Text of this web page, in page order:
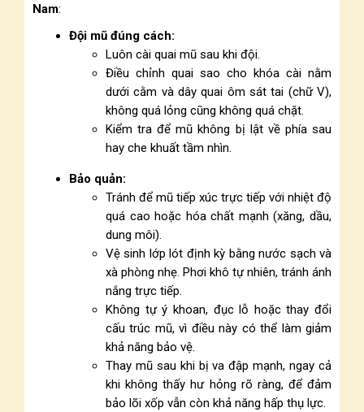
Nam:
Đội mũ đúng cách:
Luôn cài quai mũ sau khi đội.
Điều chỉnh quai sao cho khóa cài nằm
dưới cằm và dây quai ôm sát tai (chữ V),
không quá lỏng cũng không quá chặt.
Kiểm tra để mũ không bị lật về phía sau
hay che khuất tầm nhìn.
Bảo quản:
Tránh để mũ tiếp xúc trực tiếp với nhiệt độ
quá cao hoặc hóa chất mạnh (xăng, dầu,
dung môi).
Vệ sinh lớp lót định kỳ bằng nước sạch và
xà phòng nhẹ. Phơi khô tự nhiên, tránh ánh
nắng trực tiếp.
Không tự ý khoan, đục lỗ hoặc thay đổi
cấu trúc mũ, vì điều này có thể làm giảm
khả năng bảo vệ.
Thay mũ sau khi bị va đập mạnh, ngay cả
khi không thấy hư hỏng rõ ràng, để đảm
bảo lõi xốp vẫn còn khả năng hấp thụ lực.